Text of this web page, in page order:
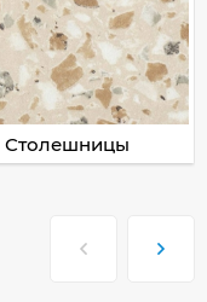
Столешницы